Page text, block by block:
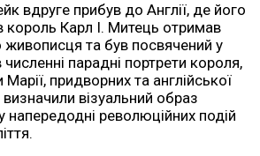
вдруге прибув до Англії, де його
король Карл I. Митець отримав
живописця та був посвячений у
численні парадні портрети короля,
Марії, придворних та англійської
візуальний образ
напередодні революційних подій